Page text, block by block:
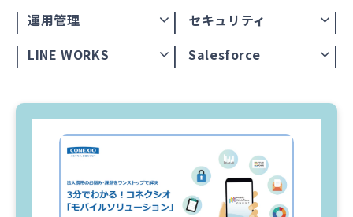
運営会社
運用管理
セキュリティ
LINE WORKS
Salesforce